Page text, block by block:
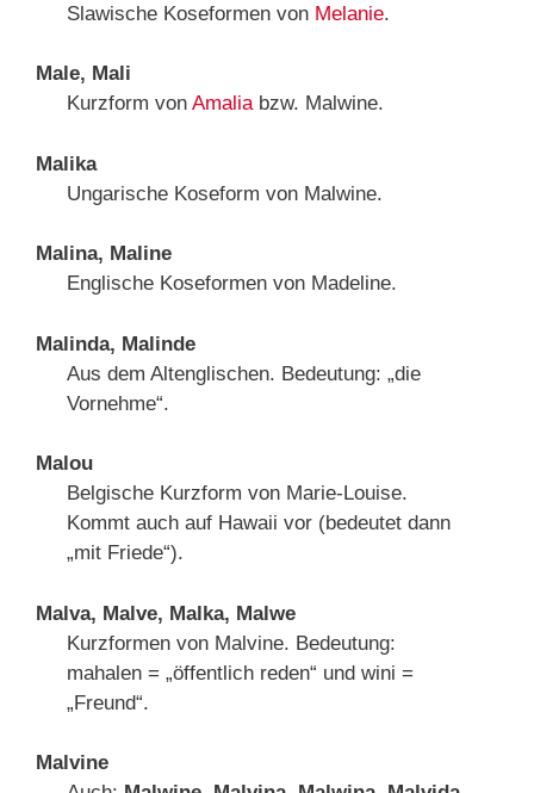
Slawische Koseformen von Melanie.
Male, Mali
Kurzform von Amaliabzw. Malwine.
Malika
Ungarische Koseform von Malwine.
Malina, Maline
Englische Koseformen von Madeline.
Malinda, Malinde
Aus dem Altenglischen. Bedeutung: „die
Vornehme“.
Malou
Belgische Kurzform von Marie-Louise.
Kommt auch auf Hawaii vor (bedeutet dann
„mit Friede“).
Malva, Malve, Malka, Malwe
Kurzformen von Malvine. Bedeutung:
mahalen = „öffentlich reden“ und wini =
„Freund“.
Malvine